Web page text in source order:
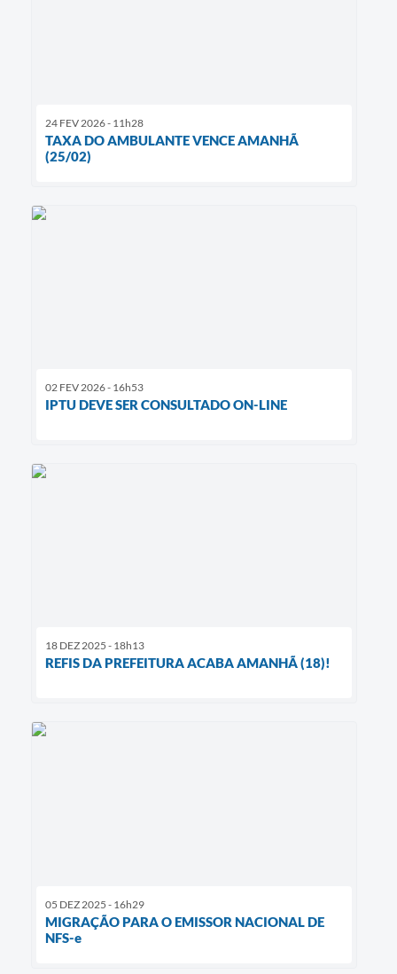
24 FEV 2026 - 11h28
TAXA DO AMBULANTE VENCE AMANHÃ
(25/02)
02 FEV 2026 - 16h53
IPTU DEVE SER CONSULTADO ON-LINE
18 DEZ 2025 - 18h13
REFIS DA PREFEITURA ACABA AMANHÃ (18)!
05 DEZ 2025 - 16h29
MIGRAÇÃO PARA O EMISSOR NACIONAL DE
NFS-e